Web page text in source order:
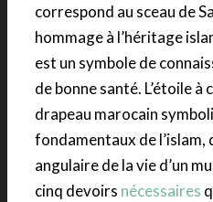
correspond au sceau de
hommage à l’héritage
est un symbole de
de bonne santé. L’étoile à
drapeau marocain
fondamentaux de
angulaire de la vie d’un
cinq devoirs nécessaires